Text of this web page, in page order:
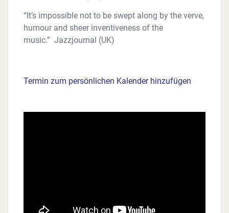
“It’s impossible not to be swept along by the verve,
humour and sheer inventiveness of the
music.” Jazzjournal (UK)
Termin zum persönlichen Kalender hinzufügen